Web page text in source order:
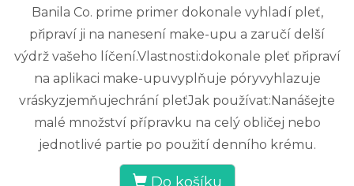
Banila Co. prime primer dokonale vyhladí pleť,
připraví ji na nanesení make-upu a zaručí delší
výdrž vašeho líčení.Vlastnosti:dokonale pleť připraví
na aplikaci make-upuvyplňuje póryvyhlazuje
vráskyzjemňujechrání pleťJak používat:Nanášejte
malé množství přípravku na celý obličej nebo
jednotlivé partie po použití denního krému.
Do košíku